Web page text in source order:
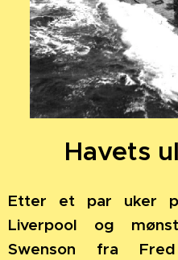
Havets
Etter et par uker
Liverpool og
Swenson fra